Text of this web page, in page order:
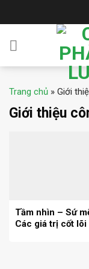
to
content
Trang chủ » Giới
Giới thiệu
Tầm nhìn – Sứ
Các giá trị cốt lõi